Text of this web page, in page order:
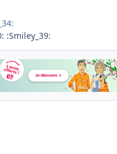
:Smiley_39: